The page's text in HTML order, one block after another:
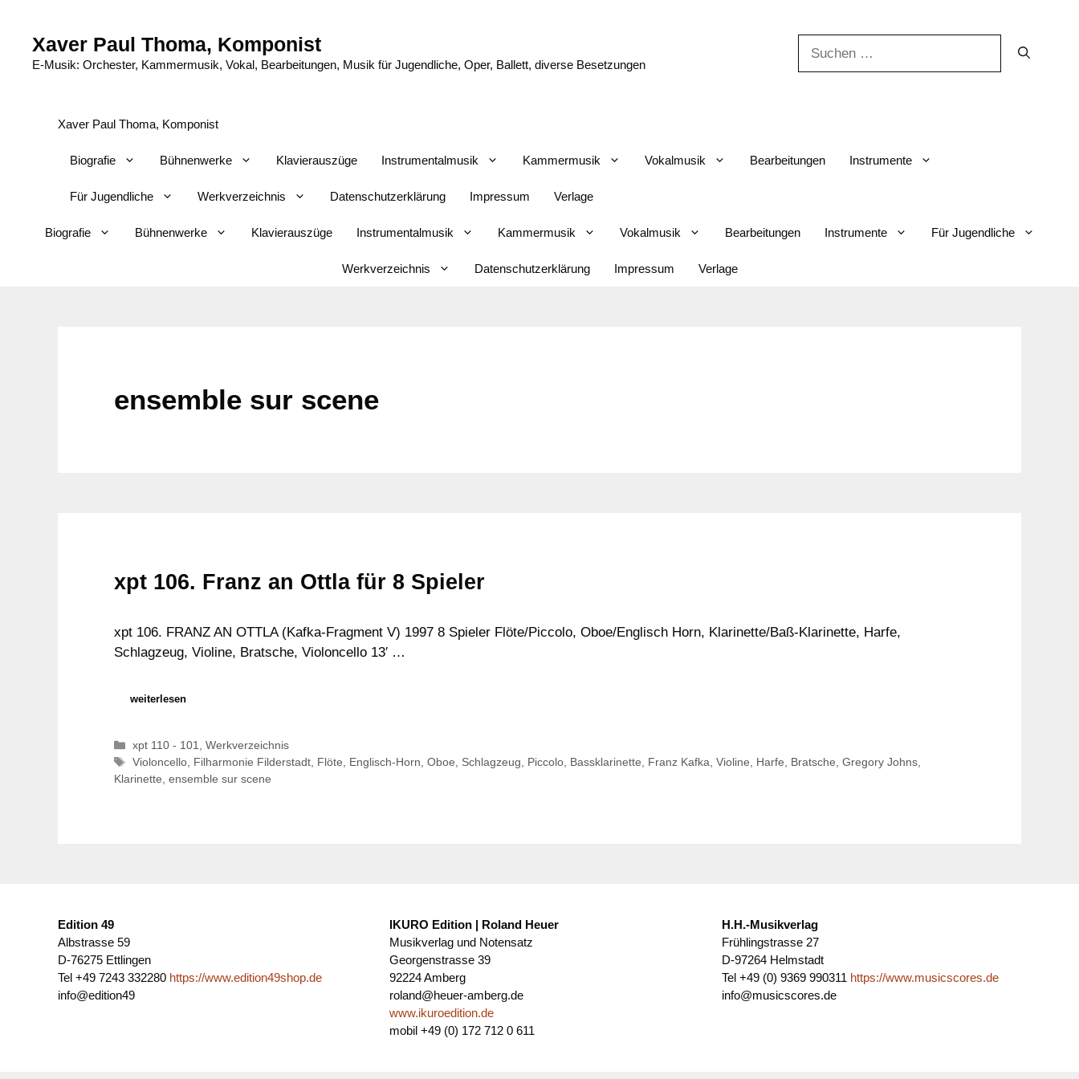
springenXaver Paul Thoma, Komponist
E-Musik: Orchester, Kammermusik, Vokal, Bearbeitungen, Musik für Jugendliche, Oper, Ballett, diverse Besetzungen
Xaver Paul Thoma, Komponist
Biografie Bühnenwerke Klavierauszüge Instrumentalmusik Kammermusik Vokalmusik Bearbeitungen Instrumente
Für Jugendliche Werkverzeichnis Datenschutzerklärung Impressum Verlage
Biografie Bühnenwerke Klavierauszüge Instrumentalmusik Kammermusik Vokalmusik Bearbeitungen Instrumente Für Jugendliche
Werkverzeichnis Datenschutzerklärung Impressum Verlage
ensemble sur scene
xpt 106. Franz an Ottla für 8 Spieler
xpt 106. FRANZ AN OTTLA (Kafka-Fragment V) 1997 8 Spieler Flöte/Piccolo, Oboe/Englisch Horn, Klarinette/Baß-Klarinette, Harfe,
Schlagzeug, Violine, Bratsche, Violoncello 13′ …
weiterlesen
Kategorien
xpt 110 - 101,Werkverzeichnis
Schlagwörter
Violoncello, Filharmonie Filderstadt, Flöte, Englisch-Horn,Oboe, Schlagzeug, Piccolo, Bassklarinette, Franz Kafka,Violine, Harfe, Bratsche,Gregory Johns,
Klarinette, ensemble sur scene
Edition 49
Albstrasse 59
D-76275 Ettlingen
Tel +49 7243 332280 https://www.edition49shop.de
info@edition49
IKURO Edition | Roland Heuer
Musikverlag und Notensatz
Georgenstrasse 39
92224 Amberg
roland@heuer-amberg.de
www.ikuroedition.de
mobil +49 (0) 172 712 0 611
H.H.-Musikverlag
Frühlingstrasse 27
D-97264 Helmstadt
Tel +49 (0) 9369 990311 https://www.musicscores.de
info@musicscores.de